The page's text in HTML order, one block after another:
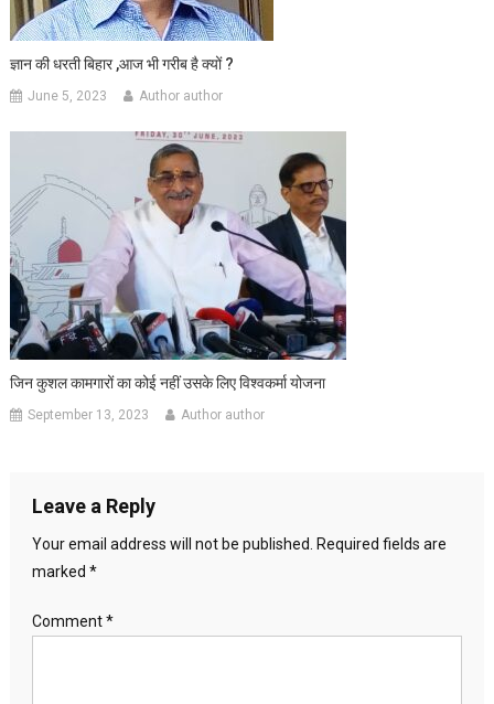
ज्ञान की धरती बिहार ,आज भी गरीब है क्यों ?
June 5, 2023 Author author
जिन कुशल कामगारों का कोई नहीं उसके लिए विश्वकर्मा योजना
September 13, 2023 Author author
Leave a Reply
Your email address will not be published.
Required fields are
marked *
Comment*